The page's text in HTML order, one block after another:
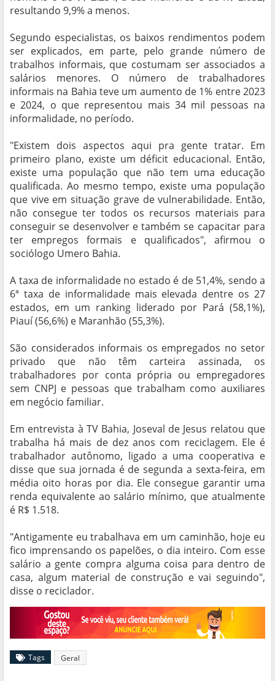
resultando 9,9% a menos.
Segundo especialistas, os baixos rendimentos podem
ser explicados, em parte, pelo grande número de
trabalhos informais, que costumam ser associados a
salários menores. O número de trabalhadores
informais na Bahia teve um aumento de 1% entre 2023
e 2024, o que representou mais 34 mil pessoas na
informalidade, no período.
"Existem dois aspectos aqui pra gente tratar. Em
primeiro plano, existe um déficit educacional. Então,
existe uma população que não tem uma educação
qualificada. Ao mesmo tempo, existe uma população
que vive em situação grave de vulnerabilidade. Então,
não consegue ter todos os recursos materiais para
conseguir se desenvolver e também se capacitar para
ter empregos formais e qualificados", afirmou o
sociólogo Umero Bahia.
A taxa de informalidade no estado é de 51,4%, sendo a
6ª taxa de informalidade mais elevada dentre os 27
estados, em um ranking liderado por Pará (58,1%),
Piauí (56,6%) e Maranhão (55,3%).
São considerados informais os empregados no setor
privado que não têm carteira assinada, os
trabalhadores por conta própria ou empregadores
sem CNPJ e pessoas que trabalham como auxiliares
em negócio familiar.
Em entrevista à TV Bahia, Joseval de Jesus relatou que
trabalha há mais de dez anos com reciclagem. Ele é
trabalhador autônomo, ligado a uma cooperativa e
disse que sua jornada é de segunda a sexta-feira, em
média oito horas por dia. Ele consegue garantir uma
renda equivalente ao salário mínimo, que atualmente
é R$ 1.518.
"Antigamente eu trabalhava em um caminhão, hoje eu
fico imprensando os papelões, o dia inteiro. Com esse
salário a gente compra alguma coisa para dentro de
casa, algum material de construção e vai seguindo",
disse o reciclador.
Tags Geral